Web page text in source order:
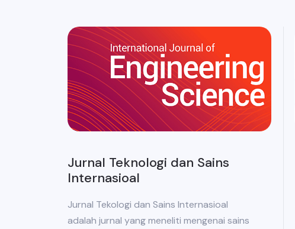
Jurnal Teknologi dan Sains
Internasioal
Jurnal Tekologi dan Sains Internasioal
adalah jurnal yang meneliti mengenai sains